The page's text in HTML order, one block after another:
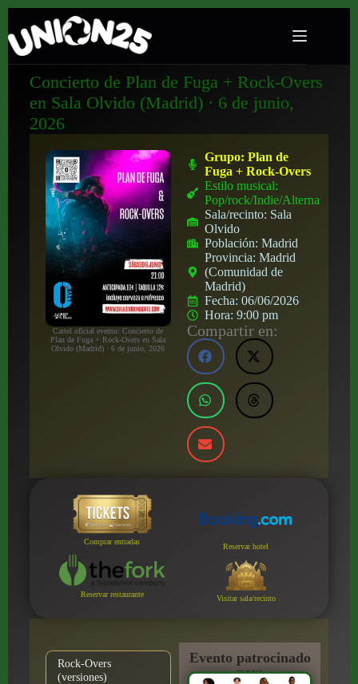
Concierto de Plan de Fuga + Rock-Overs
en Sala Olvido (Madrid) · 6 de junio,
2026
Cartel oficial evento: Concierto de
Plan de Fuga + Rock-Overs en Sala
Olvido (Madrid) · 6 de junio, 2026
Grupo:Plan de
Fuga + Rock-Overs
Estilo musical:
Pop/rock/Indie/Alternativo
Sala/recinto: Sala
Olvido
Población:Madrid
Provincia:Madrid
(Comunidad de
Madrid)
Fecha:06/06/2026
Hora:9:00 pm
Compartir en:
Comprar entradas
Reservar hotel
Reservar restaurante Visitar sala/recinto
Rock-Overs
(versiones)
Evento patrocinado
por: